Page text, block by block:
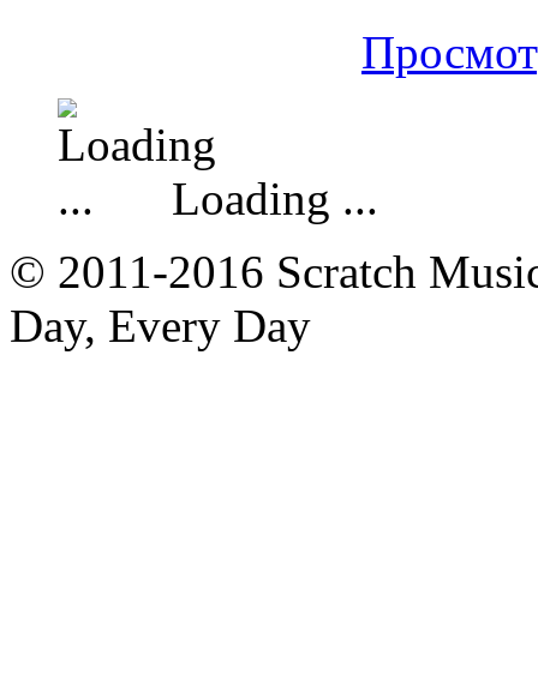
Loading ...
© 2011-2016 Scratch
Day, Every Day